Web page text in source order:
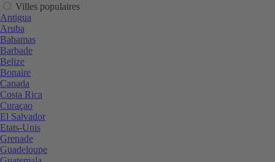
Villes populaires
Antigua
Aruba
Bahamas
Barbade
Belize
Bonaire
Canada
Costa Rica
Curaçao
El Salvador
Etats-Unis
Grenade
Guadeloupe